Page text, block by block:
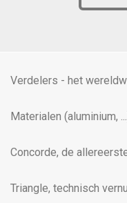
Verdelers - het
Materialen (aluminium,
Concorde, de
Triangle, technisch